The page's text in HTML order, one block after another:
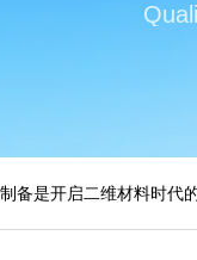
备是开启二维材料时代